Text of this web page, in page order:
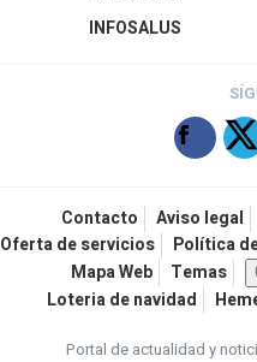
INFOSALUS
Contacto Aviso legal
Oferta de servicios
Política
Mapa Web
Temas
Loteria de navidad
Portal de actualidad y